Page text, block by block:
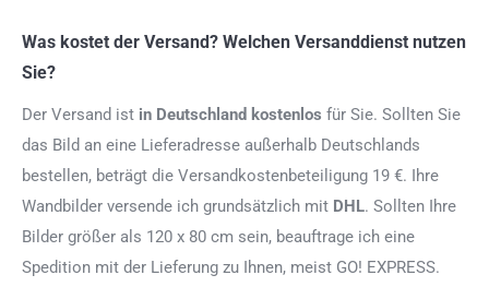
Was kostet der Versand? Welchen Versanddienst nutzen
Sie?
Der Versand ist in Deutschland kostenlos für Sie. Sollten Sie
das Bild an eine Lieferadresse außerhalb Deutschlands
bestellen, beträgt die Versandkostenbeteiligung 19 €. Ihre
Wandbilder versende ich grundsätzlich mit DHL. Sollten Ihre
Bilder größer als 120 x 80 cm sein, beauftrage ich eine
Spedition mit der Lieferung zu Ihnen, meist GO! EXPRESS.